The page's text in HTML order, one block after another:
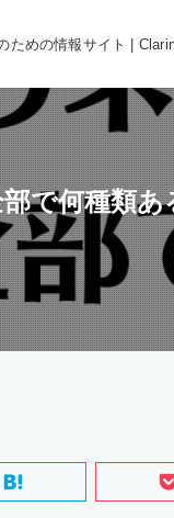
ための情報サイト |
で何種類